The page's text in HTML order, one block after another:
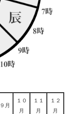
９月
１０
月
１１
月
１２
月